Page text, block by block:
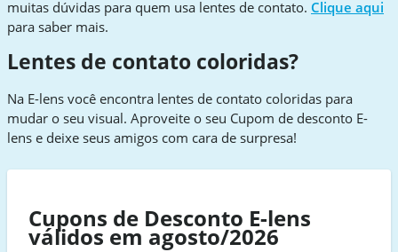
muitas dúvidas para quem usa lentes de contato. Clique aqui
para saber mais.
Lentes de contato coloridas?
Na E-lens você encontra lentes de contato coloridas para
mudar o seu visual. Aproveite o seu Cupom de desconto E-
lens e deixe seus amigos com cara de surpresa!
Cupons de Desconto E-lens
válidos em agosto/2026